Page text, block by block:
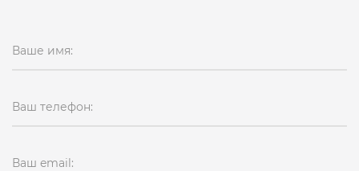
Ваше имя:
Ваш телефон:
Ваш email: